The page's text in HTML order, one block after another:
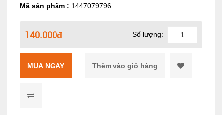
Mã sản phẩm : 1447079796
140.000đ Số lượng:
MUA NGAY